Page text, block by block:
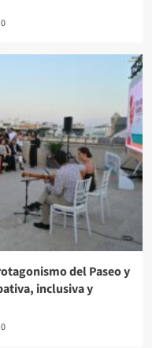
0
del Paseo y
inclusiva y
0